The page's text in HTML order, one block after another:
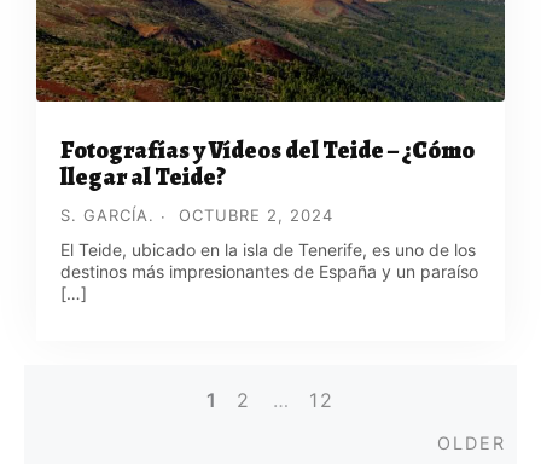
Fotografías y Vídeos del Teide – ¿Cómo
llegar al Teide?
S. GARCÍA. OCTUBRE 2, 2024
El Teide, ubicado en la isla de Tenerife, es uno de los
destinos más impresionantes de España y un paraíso
[…]
1 2 …
12
OLDER